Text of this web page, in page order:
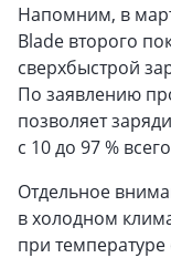
Напомним, в
Blade второго
сверхбыстрой
По заявлению
позволяет
с 10 до 97 %
Отдельное
в холодном
при